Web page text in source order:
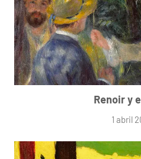
Renoir y
1 abril